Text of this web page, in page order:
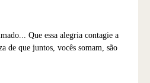
Que essa alegria contagie a
de que juntos, vocês somam, são